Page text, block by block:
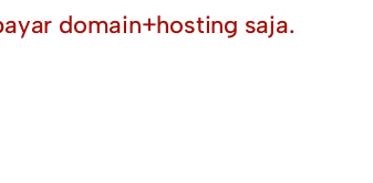
domain+hosting saja.